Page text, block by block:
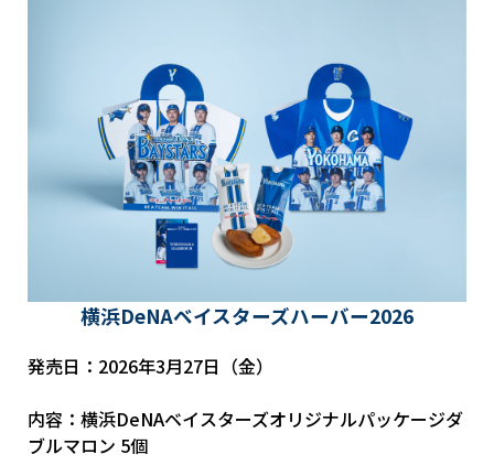
横浜DeNAベイスターズハーバー2026
発売日：2026年3月27日（金）
内容：横浜DeNAベイスターズオリジナルパッケージダ
ブルマロン 5個